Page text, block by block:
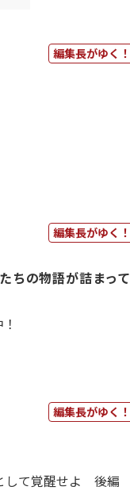
編集長がゆく！
編集長がゆく！
ちの物語が詰まって
編集長がゆく！
して覚醒せよ 後編